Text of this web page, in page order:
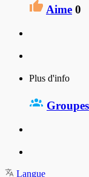
Aime 0
Plus d'info
Groupes
Langue